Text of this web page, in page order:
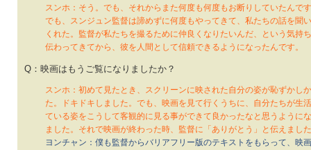
スンホ：そう。でも、それからまた何度も何度もお断りしていたんで
でも、スンジュン監督は諦めずに何度もやってきて、私たちの話を聞
くれた。監督が私たちを撮るために仲良くなりたいんだ、という気持
伝わってきてから、彼を人間として信頼できるようになったんです。
Q：映画はもうご覧になりましたか？
スンホ：初めて見たとき、スクリーンに映された自分の姿が恥ずかし
た。ドキドキしました。でも、映画を見て行くうちに、自分たちが生
ている姿をこうして客観的に見る事ができて良かったなと思うように
ました。それで映画が終わった時、監督に「ありがとう」と伝えまし
ヨンチャン：僕も監督からバリアフリー版のテキストをもらって、映